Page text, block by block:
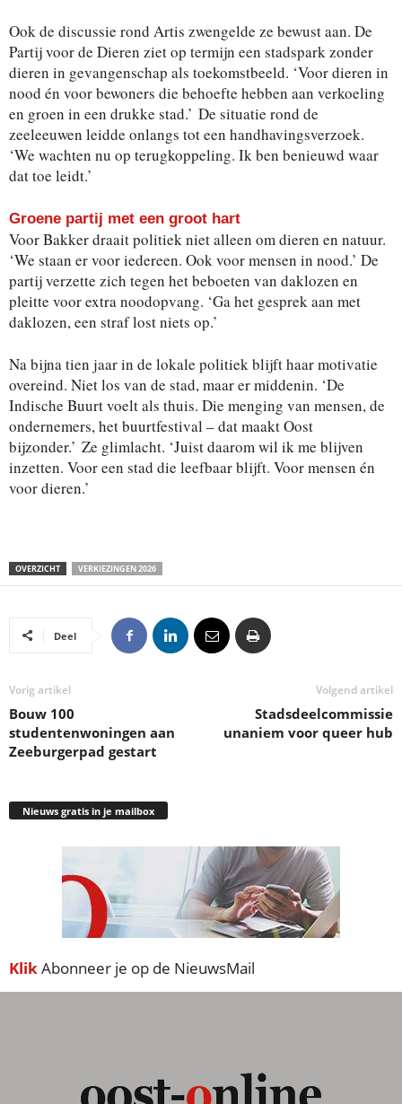
Ook de discussie rond Artis zwengelde ze bewust aan. De
Partij voor de Dieren ziet op termijn een stadspark zonder
dieren in gevangenschap als toekomstbeeld. ‘Voor dieren in
nood én voor bewoners die behoefte hebben aan verkoeling
en groen in een drukke stad.’ De situatie rond de
zeeleeuwen leidde onlangs tot een handhavingsverzoek.
‘We wachten nu op terugkoppeling. Ik ben benieuwd waar
dat toe leidt.’
Groene partij met een groot hart
Voor Bakker draait politiek niet alleen om dieren en natuur.
‘We staan er voor iedereen. Ook voor mensen in nood.’ De
partij verzette zich tegen het beboeten van daklozen en
pleitte voor extra noodopvang. ‘Ga het gesprek aan met
daklozen, een straf lost niets op.’
Na bijna tien jaar in de lokale politiek blijft haar motivatie
overeind. Niet los van de stad, maar er middenin. ‘De
Indische Buurt voelt als thuis. Die menging van mensen, de
ondernemers, het buurtfestival – dat maakt Oost
bijzonder.’ Ze glimlacht. ‘Juist daarom wil ik me blijven
inzetten. Voor een stad die leefbaar blijft. Voor mensen én
voor dieren.’
OVERZICHT VERKIEZINGEN 2026
Deel
Vorig artikel
Bouw 100
studentenwoningen aan
Zeeburgerpad gestart
Volgend artikel
Stadsdeelcommissie
unaniem voor queer hub
Nieuws gratis in je mailbox
Klik Abonneer je op de NieuwsMail